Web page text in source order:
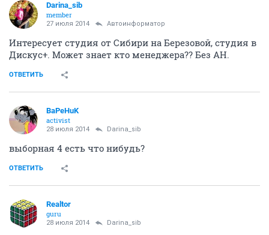
Darina_sib
member
27 июля 2014 Автоинформатор
Интересует студия от Сибири на Березовой, студия в
Дискус+. Может знает кто менеджера?? Без АН.
ОТВЕТИТЬ
BaPeHuK
activist
28 июля 2014 Darina_sib
выборная 4 есть что нибудь?
ОТВЕТИТЬ
Realtor
guru
28 июля 2014 Darina_sib